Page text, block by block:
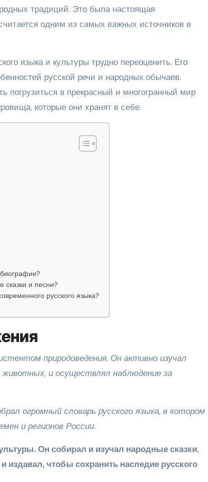
традиций. Это была настоящая
одним из самых важных источников в
языка и культуры трудно переоценить. Его
русской речи и народных обычаев.
погрузиться в прекрасный и многогранный мир
которые они хранят в себе.
и песни?
русского языка?
природоведения. Он активно изучал
и осуществлял наблюдение за
огромный словарь русского языка, в котором
и регионов России.
Он собирал и изучал народные сказки,
издавал, чтобы сохранить наследие русского